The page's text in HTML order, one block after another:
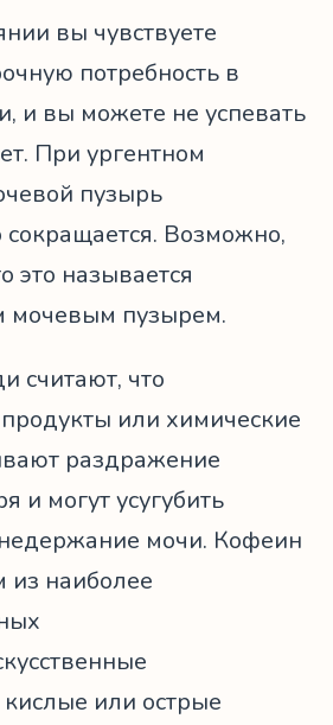
вы чувствуете
потребность в
и вы можете не успевать
При ургентном
пузырь
Возможно,
это называется
мочевым пузырем.
считают, что
или химические
раздражение
и могут усугубить
мочи. Кофеин
из наиболее
кислые или острые